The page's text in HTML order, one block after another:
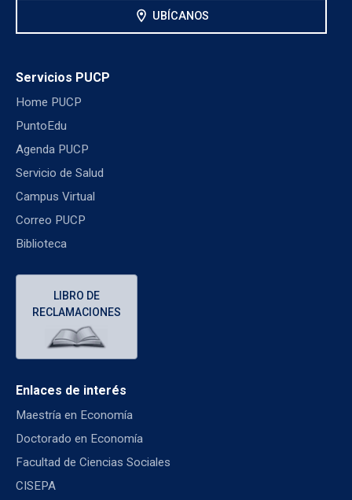
location_on UBÍCANOS
Servicios PUCP
Home PUCP
PuntoEdu
Agenda PUCP
Servicio de Salud
Campus Virtual
Correo PUCP
Biblioteca
LIBRO DE
RECLAMACIONES
Enlaces de interés
Maestría en Economía
Doctorado en Economía
Facultad de Ciencias Sociales
CISEPA